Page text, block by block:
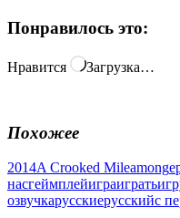
Понравилось это:
Нравится Загрузка…
Похожее
2014A Crooked Mileamong
насгеймплейиграиграть
озвучкарусскиерусскийс